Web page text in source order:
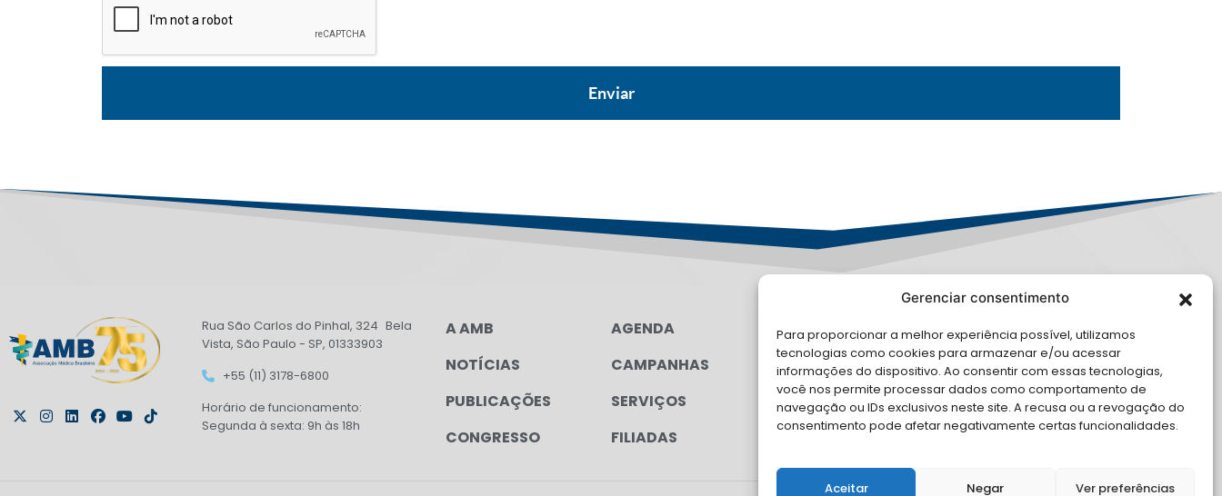
Gerenciar consentimento
Para proporcionar a melhor experiência possível, utilizamos
tecnologias como cookies para armazenar e/ou acessar
informações do dispositivo. Ao consentir com essas tecnologias,
você nos permite processar dados como comportamento de
navegação ou IDs exclusivos neste site. A recusa ou a revogação do
consentimento pode afetar negativamente certas funcionalidades.
Aceitar Negar Ver preferências
Rua São Carlos do Pinhal, 324 Bela
Vista, São Paulo - SP, 01333903
+55 (11) 3178-6800
Horário de funcionamento:
Segunda à sexta: 9h às 18h
A AMB
NOTÍCIAS
PUBLICAÇÕES
CONGRESSO
AGENDA
CAMPANHAS
SERVIÇOS
FILIADAS
LGPD
FALE CONOSCO
Solicite Apoio Institucional da AMB
para o seu evento